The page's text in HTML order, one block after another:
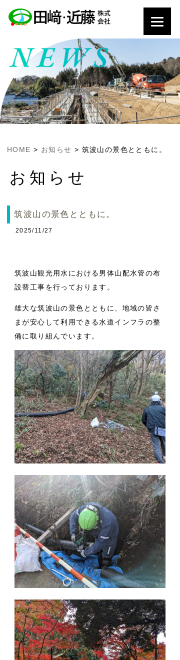
HOME > お知らせ > 筑波山の景色とともに。
お知らせ
筑波山の景色とともに。
2025/11/27
筑波山観光用水における男体山配水管の布
設替工事を行っております。
雄大な筑波山の景色とともに、地域の皆さ
まが安心して利用できる水道インフラの整
備に取り組んでいます。